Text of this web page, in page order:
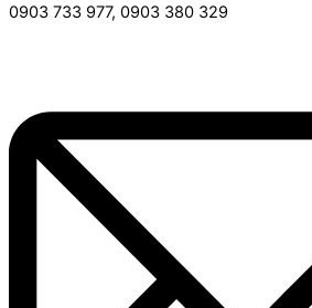
0903 733 977, 0903 380 329